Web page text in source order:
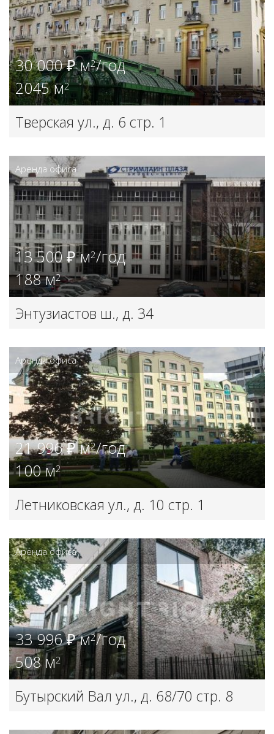
30 000 ₽ м2/год
2045 м2
Тверская ул., д. 6 стр. 1
Аренда офиса
13 500 ₽ м2/год
188 м2
Энтузиастов ш., д. 34
Аренда офиса
21 996 ₽ м2/год
100 м2
Летниковская ул., д. 10 стр. 1
Аренда офиса
33 996 ₽ м2/год
508 м2
Бутырский Вал ул., д. 68/70 стр. 8